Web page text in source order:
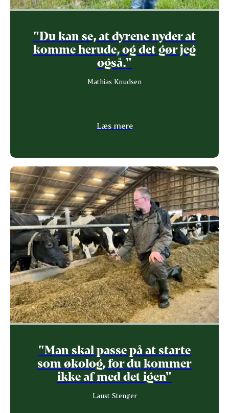
"Du kan se, at dyrene nyder at
komme herude, og det gør jeg
også."
Mathias Knudsen
Læs mere
"Man skal passe på at starte
som økolog, for du kommer
ikke af med det igen"
Laust Stenger